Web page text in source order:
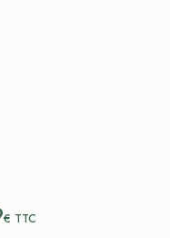
€ TTC